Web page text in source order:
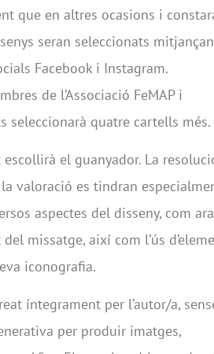
que en altres ocasions i
seran seleccionats
Facebook i Instagram.
de l’Associació FeMAP i
seleccionarà quatre cartells més.
el guanyador. La
valoració es tindran
aspectes del disseny, com
missatge, així com l’ús
iconografia.
íntegrament per l’autor/a,
per produir imatges,